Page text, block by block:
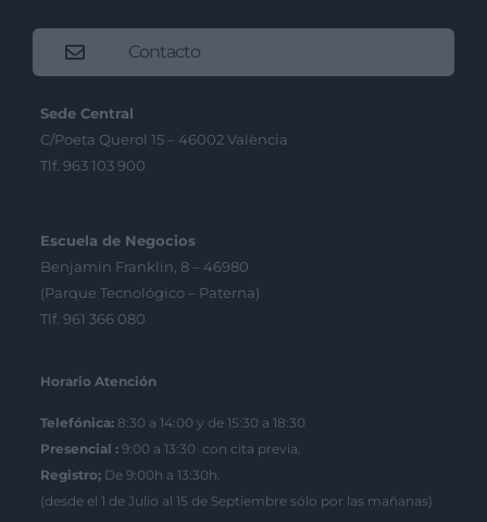
Contacto
Sede Central
C/Poeta Querol 15 – 46002 València
Tlf. 963 103 900
Escuela de Negocios
Benjamín Franklin, 8 – 46980
(Parque Tecnológico – Paterna)
Tlf. 961 366 080
Horario Atención
Telefónica: 8:30 a 14:00 y de 15:30 a 18:30
Presencial : 9:00 a 13:30 con cita previa.
Registro; De 9:00h a 13:30h.
(desde el 1 de Julio al 15 de Septiembre sólo por las mañanas)